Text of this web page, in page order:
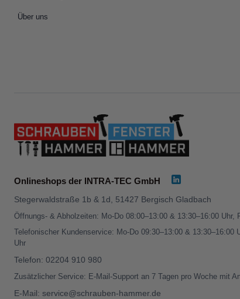
Über uns
Onlineshops der INTRA-TEC GmbH
Stegerwaldstraße 1b & 1d, 51427 Bergisch Gladbach
Öffnungs- & Abholzeiten: Mo-Do 08:00–13:00 & 13:30–16:00 Uhr,
Telefonischer Kundenservice: Mo-Do 09:30–13:00 & 13:30–16:00
Uhr
Telefon: 02204 910 980
Zusätzlicher Service: E-Mail-Support an 7 Tagen pro Woche mit
E-Mail: service@schrauben-hammer.de